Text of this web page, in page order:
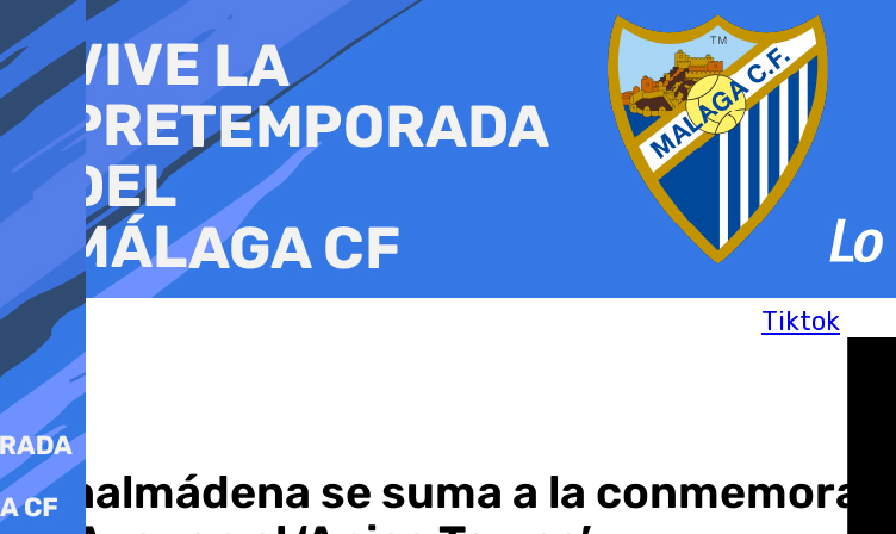
al
contenido
Tiktok
Benalmádena se suma a la